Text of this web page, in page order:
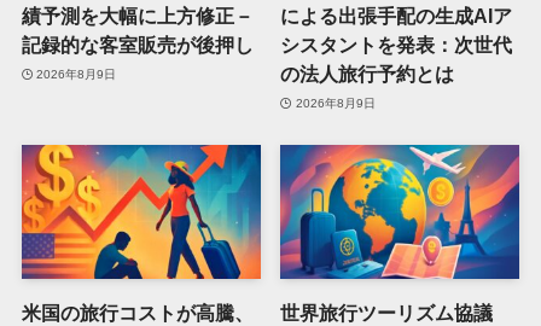
績予測を大幅に上方修正－
記録的な客室販売が後押し
2026年8月9日
による出張手配の生成AIア
シスタントを発表：次世代
の法人旅行予約とは
2026年8月9日
米国の旅行コストが高騰、
世界旅行ツーリズム協議